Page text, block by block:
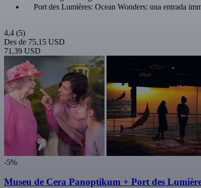
Port des Lumières: Ocean Wonders: una entrada
4,4 (5)
Des de 75,15 USD
71,39 USD
-5%
Museu de Cera Panoptikum + Port des